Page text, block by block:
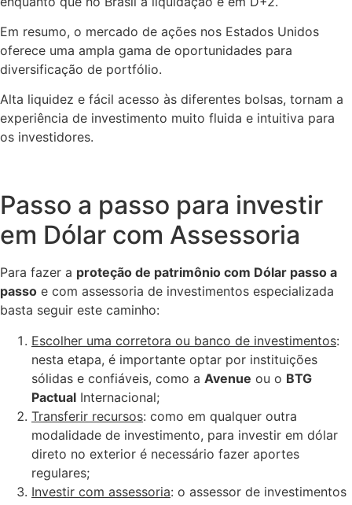
Em resumo, o mercado de ações nos Estados Unidos
oferece uma ampla gama de oportunidades para
diversificação de portfólio.
Alta liquidez e fácil acesso às diferentes bolsas, tornam a
experiência de investimento muito fluida e intuitiva para
os investidores.
Passo a passo para investir
em Dólar com Assessoria
Para fazer a proteção de patrimônio com Dólar passo a
passo e com assessoria de investimentos especializada
basta seguir este caminho:
Escolher uma corretora ou banco de investimentos:
nesta etapa, é importante optar por instituições
sólidas e confiáveis, como a Avenue ou o BTG
Pactual Internacional;
Transferir recursos: como em qualquer outra
modalidade de investimento, para investir em dólar
direto no exterior é necessário fazer aportes
regulares;
Investir com assessoria: o assessor de investimentos